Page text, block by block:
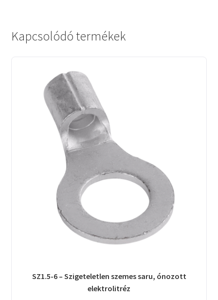
Kapcsolódó termékek
SZ1.5-6 – Szigeteletlen szemes saru, ónozott
elektrolitréz